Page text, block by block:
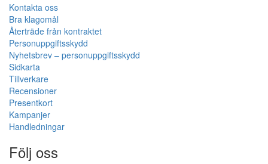
Kontakta oss
Bra klagomål
Återträde från kontraktet
Personuppgiftsskydd
Nyhetsbrev – personuppgiftsskydd
Sidkarta
Tillverkare
Recensioner
Presentkort
Kampanjer
Handledningar
Följ oss